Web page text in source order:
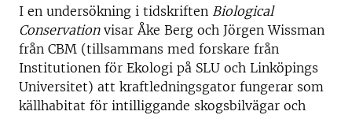
I en undersökning i tidskriften Biological
Conservationvisar Åke Berg och Jörgen Wissman
från CBM (tillsammans med forskare från
Institutionen för Ekologi på SLU och Linköpings
Universitet) att kraftledningsgator fungerar som
källhabitat för intilliggande skogsbilvägar och